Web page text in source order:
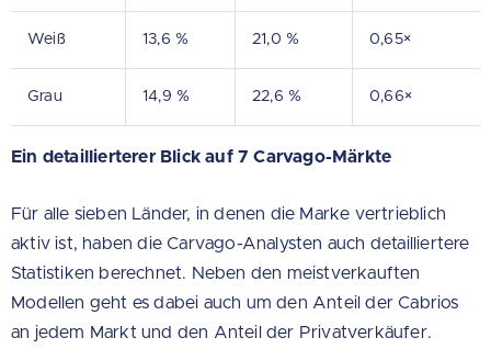
Weiß 13,6 % 21,0 % 0,65×
Grau 14,9 % 22,6 % 0,66×
Ein detaillierterer Blick auf 7 Carvago-Märkte
Für alle sieben Länder, in denen die Marke vertrieblich
aktiv ist, haben die Carvago-Analysten auch detailliertere
Statistiken berechnet. Neben den meistverkauften
Modellen geht es dabei auch um den Anteil der Cabrios
an jedem Markt und den Anteil der Privatverkäufer.